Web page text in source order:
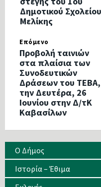
Δημοτικού Σχολείου
Μελίκης
Επόμενο
Προβολή ταινιών
στα πλαίσια των
Συνοδευτικών
Δράσεων του ΤΕΒΑ,
την Δευτέρα, 26
Ιουνίου στην Δ/τΚ
Καβασίλων
Ο Δήμος
Ιστορία – Έθιμα